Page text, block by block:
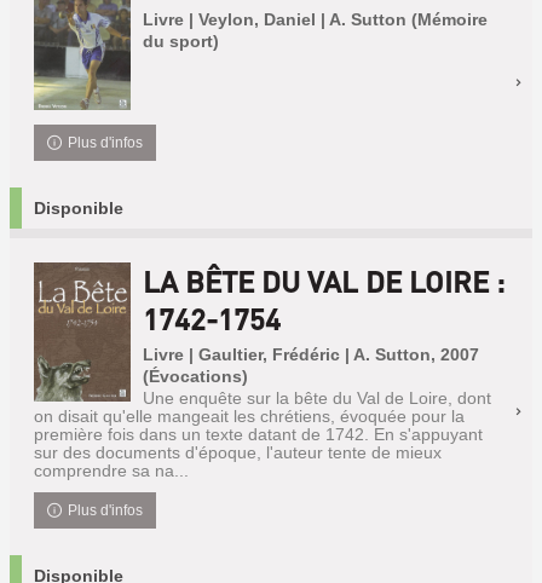
Livre | Veylon, Daniel | A. Sutton (Mémoire
du sport)
Plus d'infos
Disponible
LA BÊTE DU VAL DE LOIRE :
1742-1754
Livre | Gaultier, Frédéric | A. Sutton, 2007
(Évocations)
Une enquête sur la bête du Val de Loire, dont
on disait qu'elle mangeait les chrétiens, évoquée pour la
première fois dans un texte datant de 1742. En s'appuyant
sur des documents d'époque, l'auteur tente de mieux
comprendre sa na...
Plus d'infos
Disponible